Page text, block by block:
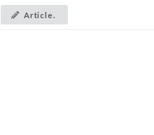
Article.